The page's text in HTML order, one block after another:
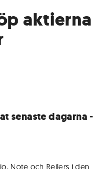
aktierna
senaste dagarna -
Note och Rejlers i den